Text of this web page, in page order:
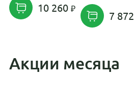
10 260
7 872
Акции месяца